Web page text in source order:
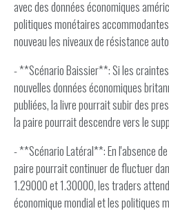
avec des données économiques
politiques monétaires
nouveau les niveaux de résistance
- **Scénario Baissier**: Si les
nouvelles données économiques
publiées, la livre pourrait subir des
la paire pourrait descendre vers le
- **Scénario Latéral**: En l'absence
paire pourrait continuer de fluctuer
1.29000 et 1.30000, les traders
économique mondial et les politiques